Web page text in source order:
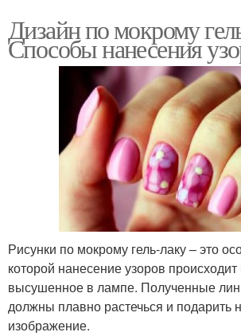
Дизайн по мокрому
Способы нанесения
Рисунки по мокрому гель-лаку – это
которой нанесение узоров
высушенное в лампе. Полученные
должны плавно растечься и подарить
изображение.